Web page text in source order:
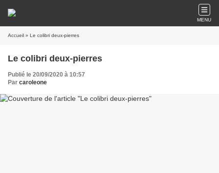
MENU
Accueil » Le colibri deux-pierres
Le colibri deux-pierres
Publié le 20/09/2020 à 10:57
Par caroleone